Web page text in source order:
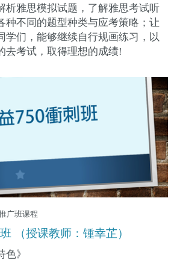
析雅思模拟试题，了解雅思考试听
种不同的题型种类与应考策略；让
学们，能够继续自行规画练习，以
去考试，取得理想的成绩!
广班课程
（授课教师：锺幸芷）
色》